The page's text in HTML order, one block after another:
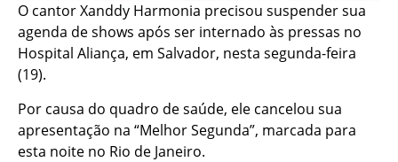
O cantor Xanddy Harmonia precisou suspender sua
agenda de shows após ser internado às pressas no
Hospital Aliança, em Salvador, nesta segunda-feira
(19).
Por causa do quadro de saúde, ele cancelou sua
apresentação na “Melhor Segunda”, marcada para
esta noite no Rio de Janeiro.